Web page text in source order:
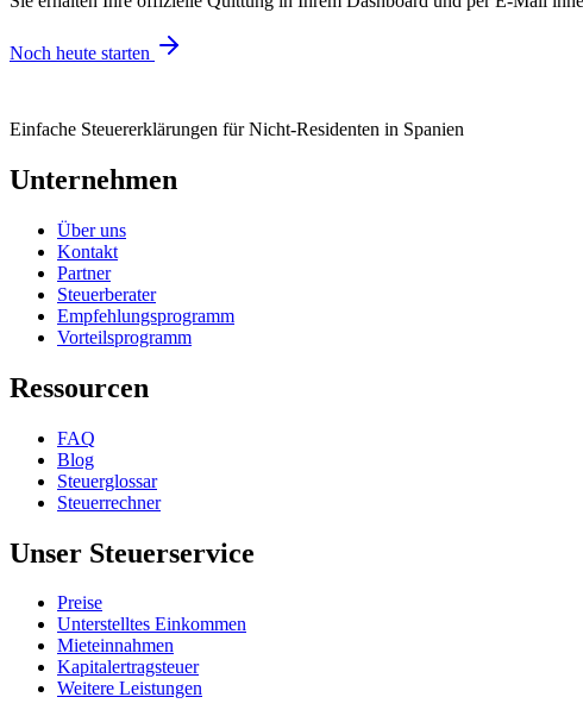
Noch heute starten
Einfache Steuererklärungen für Nicht-Residenten in Spanien
Unternehmen
Über uns
Kontakt
Partner
Steuerberater
Empfehlungsprogramm
Vorteilsprogramm
Ressourcen
FAQ
Blog
Steuerglossar
Steuerrechner
Unser Steuerservice
Preise
Unterstelltes Einkommen
Mieteinnahmen
Kapitalertragsteuer
Weitere Leistungen